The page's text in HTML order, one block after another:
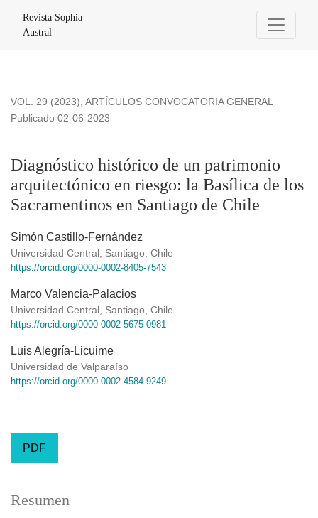
Revista Sophia
Austral
VOL. 29 (2023), ARTÍCULOS CONVOCATORIA GENERAL
Diagnóstico histórico de un patrimonio
arquitectónico en riesgo: la Basílica de los
Sacramentinos en Santiago de Chile
Publicado 02-06-2023
Simón Castillo-Fernández
Universidad Central, Santiago, Chile
https://orcid.org/0000-0002-8405-7543
Marco Valencia-Palacios
Universidad Central, Santiago, Chile
https://orcid.org/0000-0002-5675-0981
Luis Alegría-Licuime
Universidad de Valparaíso
https://orcid.org/0000-0002-4584-9249
PDF
Resumen